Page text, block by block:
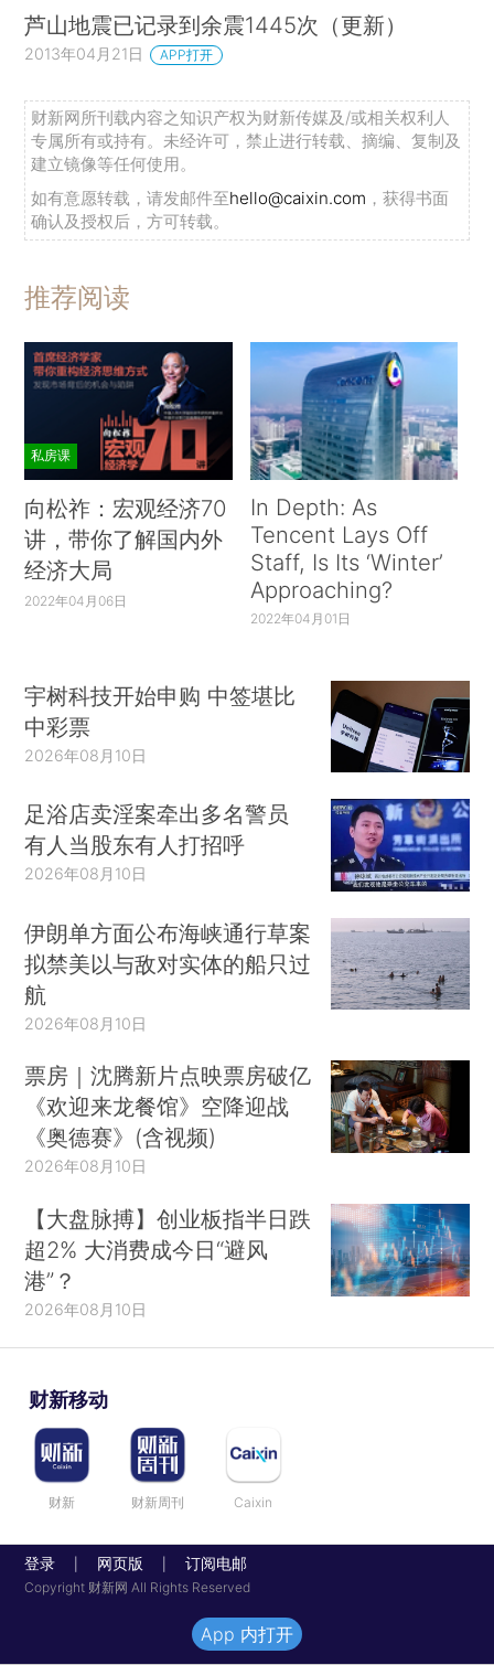
芦山地震已记录到余震1445次（更新）
2013年04月21日 APP打开
财新网所刊载内容之知识产权为财新传媒及/或相关权利人
专属所有或持有。未经许可，禁止进行转载、摘编、复制及
建立镜像等任何使用。
如有意愿转载，请发邮件至hello@caixin.com ，获得书面
确认及授权后，方可转载。
推荐阅读
私房课
向松祚：宏观经济70
讲，带你了解国内外
经济大局
2022年04月06日
In Depth: As
Tencent Lays Off
Staff, Is Its ‘Winter’
Approaching?
2022年04月01日
宇树科技开始申购 中签堪比
中彩票
2026年08月10日
足浴店卖淫案牵出多名警员
有人当股东有人打招呼
2026年08月10日
伊朗单方面公布海峡通行草案
拟禁美以与敌对实体的船只过
航
2026年08月10日
票房｜沈腾新片点映票房破亿
《欢迎来龙餐馆》空降迎战
《奥德赛》(含视频)
2026年08月10日
【大盘脉搏】创业板指半日跌
超2% 大消费成今日“避风
港”？
2026年08月10日
财新移动
财新 财新周刊 Caixin
登录 网页版 订阅电邮
Copyright 财新网 All Rights Reserved
App 内打开